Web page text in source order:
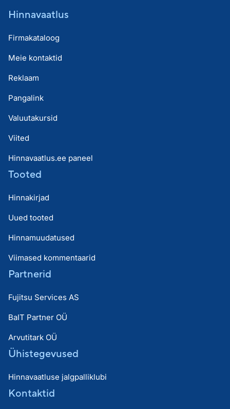
Hinnavaatlus
Firmakataloog
Meie kontaktid
Reklaam
Pangalink
Valuutakursid
Viited
Hinnavaatlus.ee paneel
Tooted
Hinnakirjad
Uued tooted
Hinnamuudatused
Viimased kommentaarid
Partnerid
Fujitsu Services AS
BaIT Partner OÜ
Arvutitark OÜ
Ühistegevused
Hinnavaatluse jalgpalliklubi
Kontaktid